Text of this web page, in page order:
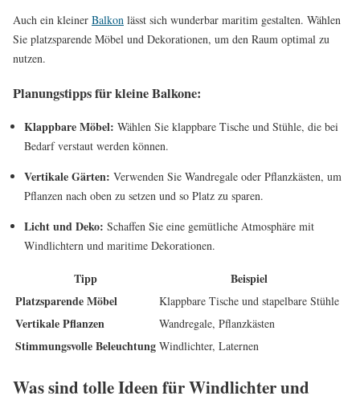
Auch ein kleiner Balkon lässt sich wunderbar maritim gestalten. Wählen
Sie platzsparende Möbel und Dekorationen, um den Raum optimal zu
nutzen.
Planungstipps für kleine Balkone:
Klappbare Möbel: Wählen Sie klappbare Tische und Stühle, die bei
Bedarf verstaut werden können.
Vertikale Gärten: Verwenden Sie Wandregale oder Pflanzkästen, um
Pflanzen nach oben zu setzen und so Platz zu sparen.
Licht und Deko: Schaffen Sie eine gemütliche Atmosphäre mit
Windlichtern und maritime Dekorationen.
Tipp
Beispiel
Platzsparende Möbel
Klappbare Tische und stapelbare Stühle
Vertikale Pflanzen Wandregale, Pflanzkästen
Stimmungsvolle Beleuchtung Windlichter, Laternen
Was sind tolle Ideen für Windlichter und